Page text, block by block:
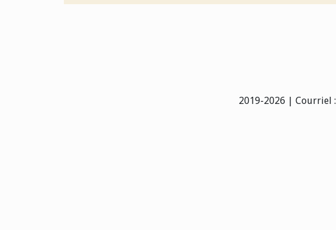
2019-2026 | Courriel :